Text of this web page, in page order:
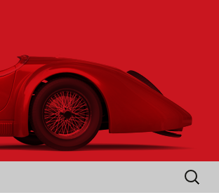
Suche
nach: